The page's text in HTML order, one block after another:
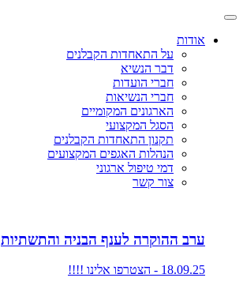
אודות
על התאחדות הקבלנים
דבר הנשיא
חברי הועדות
חברי הנשיאות
הארגונים המקומיים
הסגל המקצועי
תקנון התאחדות הקבלנים
הנהלות האגפים המקצועים
דמי טיפול ארגוני
צור קשר
ערב ההוקרה לענף הבניה והתשתיות
18.09.25 - הצטרפו אלינו !!!!